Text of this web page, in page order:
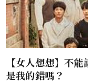
【女人想想】不
是我的錯嗎？